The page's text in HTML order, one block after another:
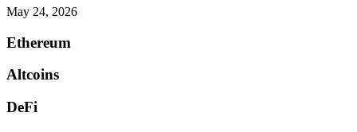
May 24, 2026
Ethereum
Altcoins
DeFi